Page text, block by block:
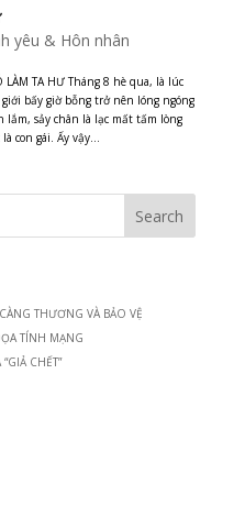
yêu & Hôn nhân
LÀM TA HƯ Tháng 8 hè qua, là lúc
bấy giờ bỗng trở nên lóng ngóng
lắm, sảy chân là lạc mất tấm lòng
con gái. Ấy vậy...
THƯƠNG VÀ BẢO VỆ
TÍNH MẠNG
CHẾT”